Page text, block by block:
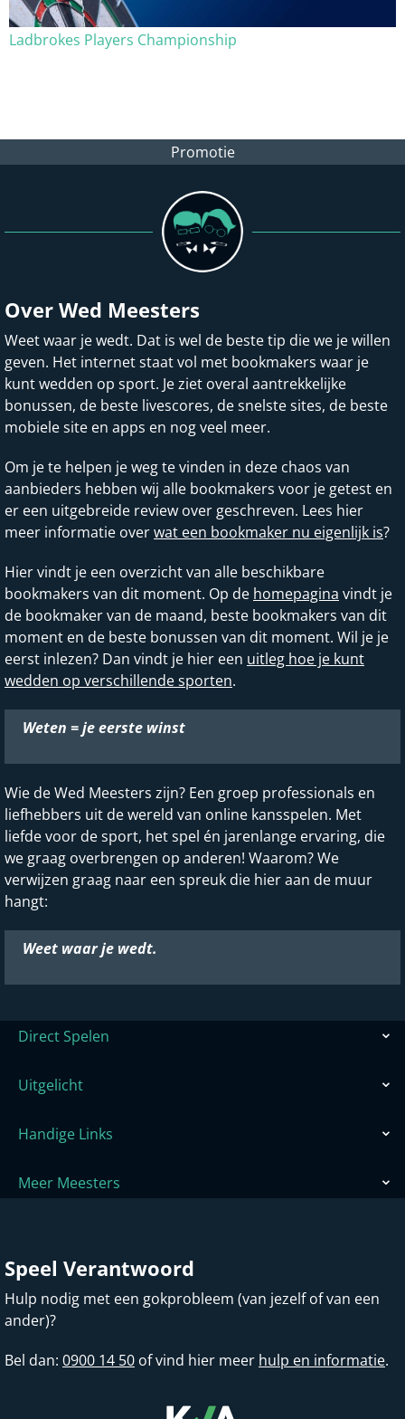
Ladbrokes Players Championship
Promotie
Over Wed Meesters
Weet waar je wedt. Dat is wel de beste tip die we je willen
geven. Het internet staat vol met bookmakers waar je
kunt wedden op sport. Je ziet overal aantrekkelijke
bonussen, de beste livescores, de snelste sites, de beste
mobiele site en apps en nog veel meer.
Om je te helpen je weg te vinden in deze chaos van
aanbieders hebben wij alle bookmakers voor je getest en
er een uitgebreide review over geschreven. Lees hier
meer informatie overwat een bookmaker nu eigenlijk is?
Hier vindt je een overzicht van alle beschikbare
bookmakers van dit moment. Op de homepagina vindt je
de bookmaker van de maand, beste bookmakers van dit
moment en de beste bonussen van dit moment. Wil je je
eerst inlezen? Dan vindt je hier een uitleg hoe je kunt
wedden op verschillende sporten.
Weten = je eerste winst
Wie de Wed Meesters zijn? Een groep professionals en
liefhebbers uit de wereld van online kansspelen. Met
liefde voor de sport, het spel én jarenlange ervaring, die
we graag overbrengen op anderen! Waarom? We
verwijzen graag naar een spreuk die hier aan de muur
hangt:
Weet waar je wedt.
Direct Spelen
Uitgelicht
Handige Links
Meer Meesters
Speel Verantwoord
Hulp nodig met een gokprobleem (van jezelf of van een
ander)?
Bel dan: 0900 14 50 of vind hier meer hulp en informatie.